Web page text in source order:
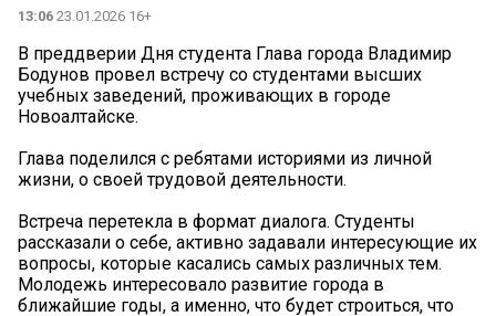
13:06 23.01.2026 16+
В преддверии Дня студента Глава города Владимир
Бодунов провел встречу со студентами высших
учебных заведений, проживающих в городе
Новоалтайске.
Глава поделился с ребятами историями из личной
жизни, о своей трудовой деятельности.
Встреча перетекла в формат диалога. Студенты
рассказали о себе, активно задавали интересующие их
вопросы, которые касались самых различных тем.
Молодежь интересовало развитие города в
ближайшие годы, а именно, что будет строиться, что